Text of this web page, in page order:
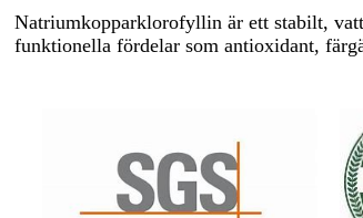
Natriumkopparklorofyllin är ett stabilt,
funktionella fördelar som antioxidant,